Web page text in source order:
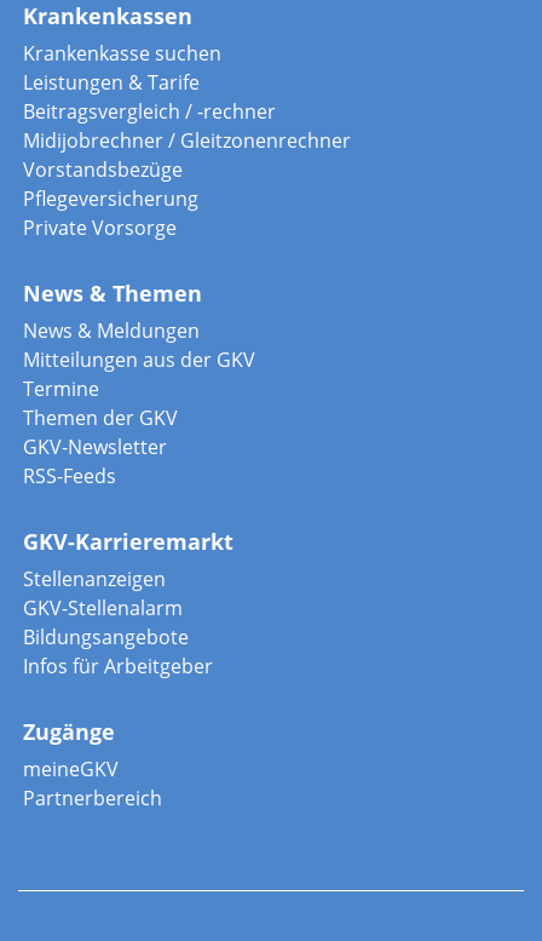
Krankenkassen
Krankenkasse suchen
Leistungen & Tarife
Beitragsvergleich / -rechner
Midijobrechner / Gleitzonenrechner
Vorstandsbezüge
Pflegeversicherung
Private Vorsorge
News & Themen
News & Meldungen
Mitteilungen aus der GKV
Termine
Themen der GKV
GKV-Newsletter
RSS-Feeds
GKV-Karrieremarkt
Stellenanzeigen
GKV-Stellenalarm
Bildungsangebote
Infos für Arbeitgeber
Zugänge
meineGKV
Partnerbereich